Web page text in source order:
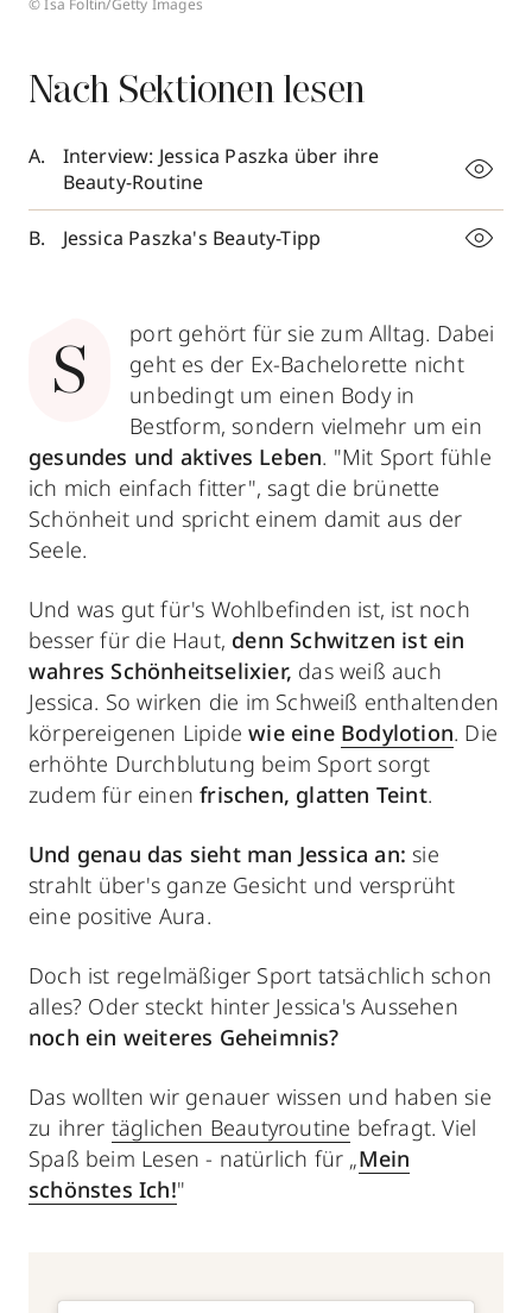
© Isa Foltin/Getty Images
Nach Sektionen lesen
Interview: Jessica Paszka über ihre
Beauty-Routine
Jessica Paszka's Beauty-Tipp
S
port gehört für sie zum Alltag. Dabei
geht es der Ex-Bachelorette nicht
unbedingt um einen Body in
Bestform, sondern vielmehr um ein
gesundes und aktives Leben. "Mit Sport fühle
ich mich einfach fitter", sagt die brünette
Schönheit und spricht einem damit aus der
Seele.
Und was gut für's Wohlbefinden ist, ist noch
besser für die Haut, denn Schwitzen ist ein
wahres Schönheitselixier, das weiß auch
Jessica. So wirken die im Schweiß enthaltenden
körpereigenen Lipidewie eine Bodylotion. Die
erhöhte Durchblutung beim Sport sorgt
zudem für einenfrischen, glatten Teint.
Und genau das sieht man Jessica an: sie
strahlt über's ganze Gesicht und versprüht
eine positive Aura.
Doch ist regelmäßiger Sport tatsächlich schon
alles? Oder steckt hinter Jessica's Aussehen
noch ein weiteres Geheimnis?
Das wollten wir genauer wissen und haben sie
zu ihrer täglichen Beautyroutine befragt. Viel
Spaß beim Lesen - natürlich für „Mein
schönstes Ich!"